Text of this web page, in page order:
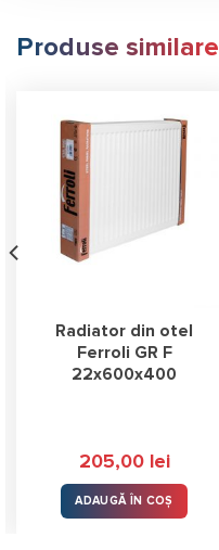
Produse similare
Radiator din otel
Ferroli GR F
22x600x400
205,00 lei
ADAUGĂ ÎN COȘ